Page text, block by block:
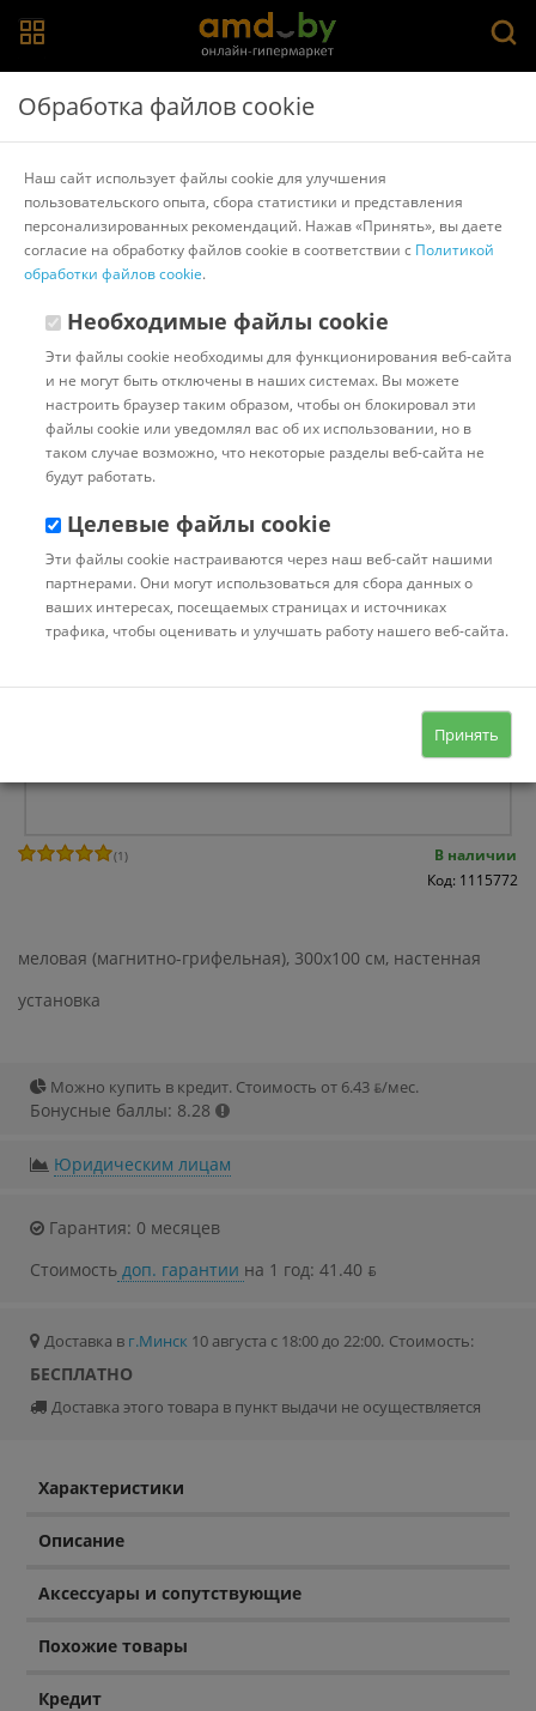
Главная > Каталог товаров Офисные доски, флипчарты
Staff
Меловая доска Staff 238009
Другие товары Staff
(1)
В наличии
Код: 1115772
меловая (магнитно-грифельная), 300x100 см, настенная
установка
Можно купить в кредит. Стоимость от 6.43 ƃ/мec.
Бонусные баллы: 8.28
Юридическим лицам
Гарантия: 0 месяцев
Стоимость доп. гарантии на 1 год: 41.40 ƃ
Доставка в г.Минск 10 августа с 18:00 до 22:00. Стоимость:
БЕСПЛАТНО
Доставка этого товара в пункт выдачи не осуществляется
Характеристики
Описание
Аксессуары и сопутствующие
Похожие товары
Кредит
Обработка файлов cookie
Наш сайт использует файлы cookie для улучшения
пользовательского опыта, сбора статистики и представления
персонализированных рекомендаций. Нажав «Принять», вы даете
согласие на обработку файлов cookie в соответствии с Политикой
обработки файлов cookie.
Необходимые файлы cookie
Эти файлы cookie необходимы для функционирования веб-сайта
и не могут быть отключены в наших системах. Вы можете
настроить браузер таким образом, чтобы он блокировал эти
файлы cookie или уведомлял вас об их использовании, но в
таком случае возможно, что некоторые разделы веб-сайта не
будут работать.
Целевые файлы cookie
Эти файлы cookie настраиваются через наш веб-сайт нашими
партнерами. Они могут использоваться для сбора данных о
ваших интересах, посещаемых страницах и источниках
трафика, чтобы оценивать и улучшать работу нашего веб-сайта.
Принять